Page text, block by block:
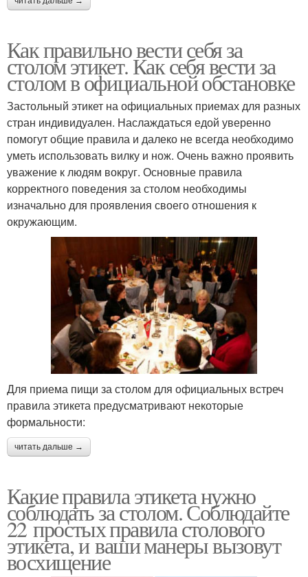
Как правильно вести себя за
столом этикет. Как себя вести за
столом в официальной обстановке
Застольный этикет на официальных приемах для разных
стран индивидуален. Наслаждаться едой уверенно
помогут общие правила и далеко не всегда необходимо
уметь использовать вилку и нож. Очень важно проявить
уважение к людям вокруг. Основные правила
корректного поведения за столом необходимы
изначально для проявления своего отношения к
окружающим.
Для приема пищи за столом для официальных встреч
правила этикета предусматривают некоторые
формальности:
читать дальше →
Какие правила этикета нужно
соблюдать за столом. Соблюдайте
22 простых правила столового
этикета, и ваши манеры вызовут
восхищение